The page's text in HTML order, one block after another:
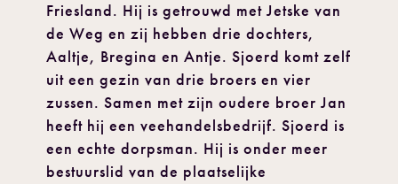
Friesland. Hij is getrouwd met Jetske van
de Weg en zij hebben drie dochters,
Aaltje, Bregina en Antje. Sjoerd komt zelf
uit een gezin van drie broers en vier
zussen. Samen met zijn oudere broer Jan
heeft hij een veehandelsbedrijf. Sjoerd is
een echte dorpsman. Hij is onder meer
bestuurslid van de plaatselijke